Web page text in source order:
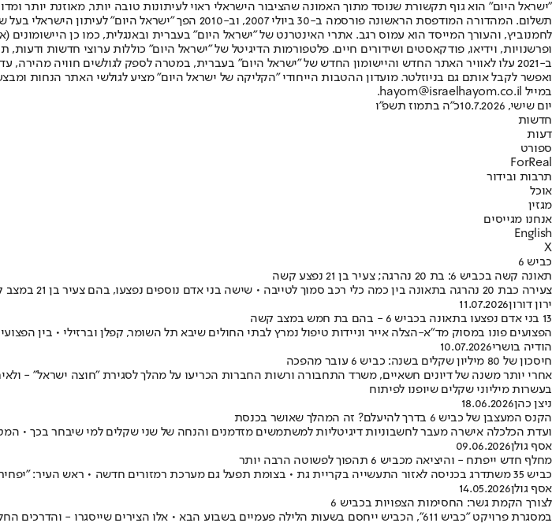
"ישראל היום" הוא גוף תקשורת שנוסד מתוך האמונה שהציבור הישראלי ראוי לעיתונות טובה יותר, מאוזנת יותר
תשלום. המהדורה המודפסת הראשונה פורסמה ב-30 ביולי
ופרשנויות, וידיאו, פודקאסטים ושידורים חיים. פלטפורמות הדיגיטל של "ישראל היום" כוללות ערוצי חדשות ודעות,
ב-2021 עלו לאוויר האתר החדש והיישומון החדש של "ישראל היום" בעברית, במטרה לספק לגולשים חוויה
ואפשר לקבל אותם גם בניוזלטר. מועדון ההטבות הייחודי "הקליקה של ישראל היום" מציע לגולשי האתר הנחות
במייל hayom@israelhayom.co.il.
יום שישי, 10.7.2026
כ"ה בתמוז תשפ"ו
חדשות
דעות
ספורט
ForReal
תרבות ובידור
אוכל
מגזין
אנחנו מגייסים
English
X
כביש 6
תאונה קשה בכביש 6: בת 20 נהרגה; צעיר בן 21 נפצע קשה
צעירה כבת 20 נהרגה בתאונה בין כמה כלי רכב סמוך לטייבה • שישה בני אדם נוספים נפצעו, בהם צעיר בן 21 במצב קשה וגבר כבן 30 במצב בינוני • ארבעה פצועים נוספים פונו לבתי החולים במצב קל
ירון דורון11.07.2026
13 בני אדם נפצעו בתאונה בכביש 6 - בהם בת חמש במצב קשה
הפצועים פונו במסוק מד"א-הצלה אייר וניידות טיפול נמרץ לבתי החולים שיבא תל השומר, קפלן וברזילי • בין הפצועים 10 במצב קל, ו-3 במצב קשה
הודיה בושרי10.07.2026
חיסכון של 80 מיליון שקלים בשנה: כביש 6 עובר מהפכה
אחרי יותר משנה של דיונים חשאיים, משרד התחבורה ורשות החברות הכריעו על מהלך לסגירת "חוצה ישראל" -
בעשרות מיליוני שקלים שיופנו לפיתוח
ניצן כהן18.06.2026
הקנס המעצבן של כביש 6 בדרך להיעלם? זה המהלך שאושר בכנסת
ועדת הכלכלה אישרה מעבר לחשבוניות דיגיטליות למשתמשים מזדמנים והנחה של שני שקלים למי שיבחר בכך •
אסף גולן09.06.2026
מחלף חדש ייפתח - והיציאה מכביש 6 תהפוך לפשוטה הרבה יותר
כביש 35 משתדרג בכניסה לאזור התעשייה בקריית גת • בצומת תפעל גם מערכת רמזורים חדשה • ראש העיר: "יפחית עומסים וישדרג את הגישה לקריית גת"
אסף גולן14.05.2026
לצורך הקמת גשר: החסימות הצפויות בכביש 6
במסגרת פרויקט "כביש 611", הכביש ייחסם בשעות הלילה פעמיים בשבוע הבא • אלו הצירים שייסגרו - והדרכים החלופיות • צפו במפה